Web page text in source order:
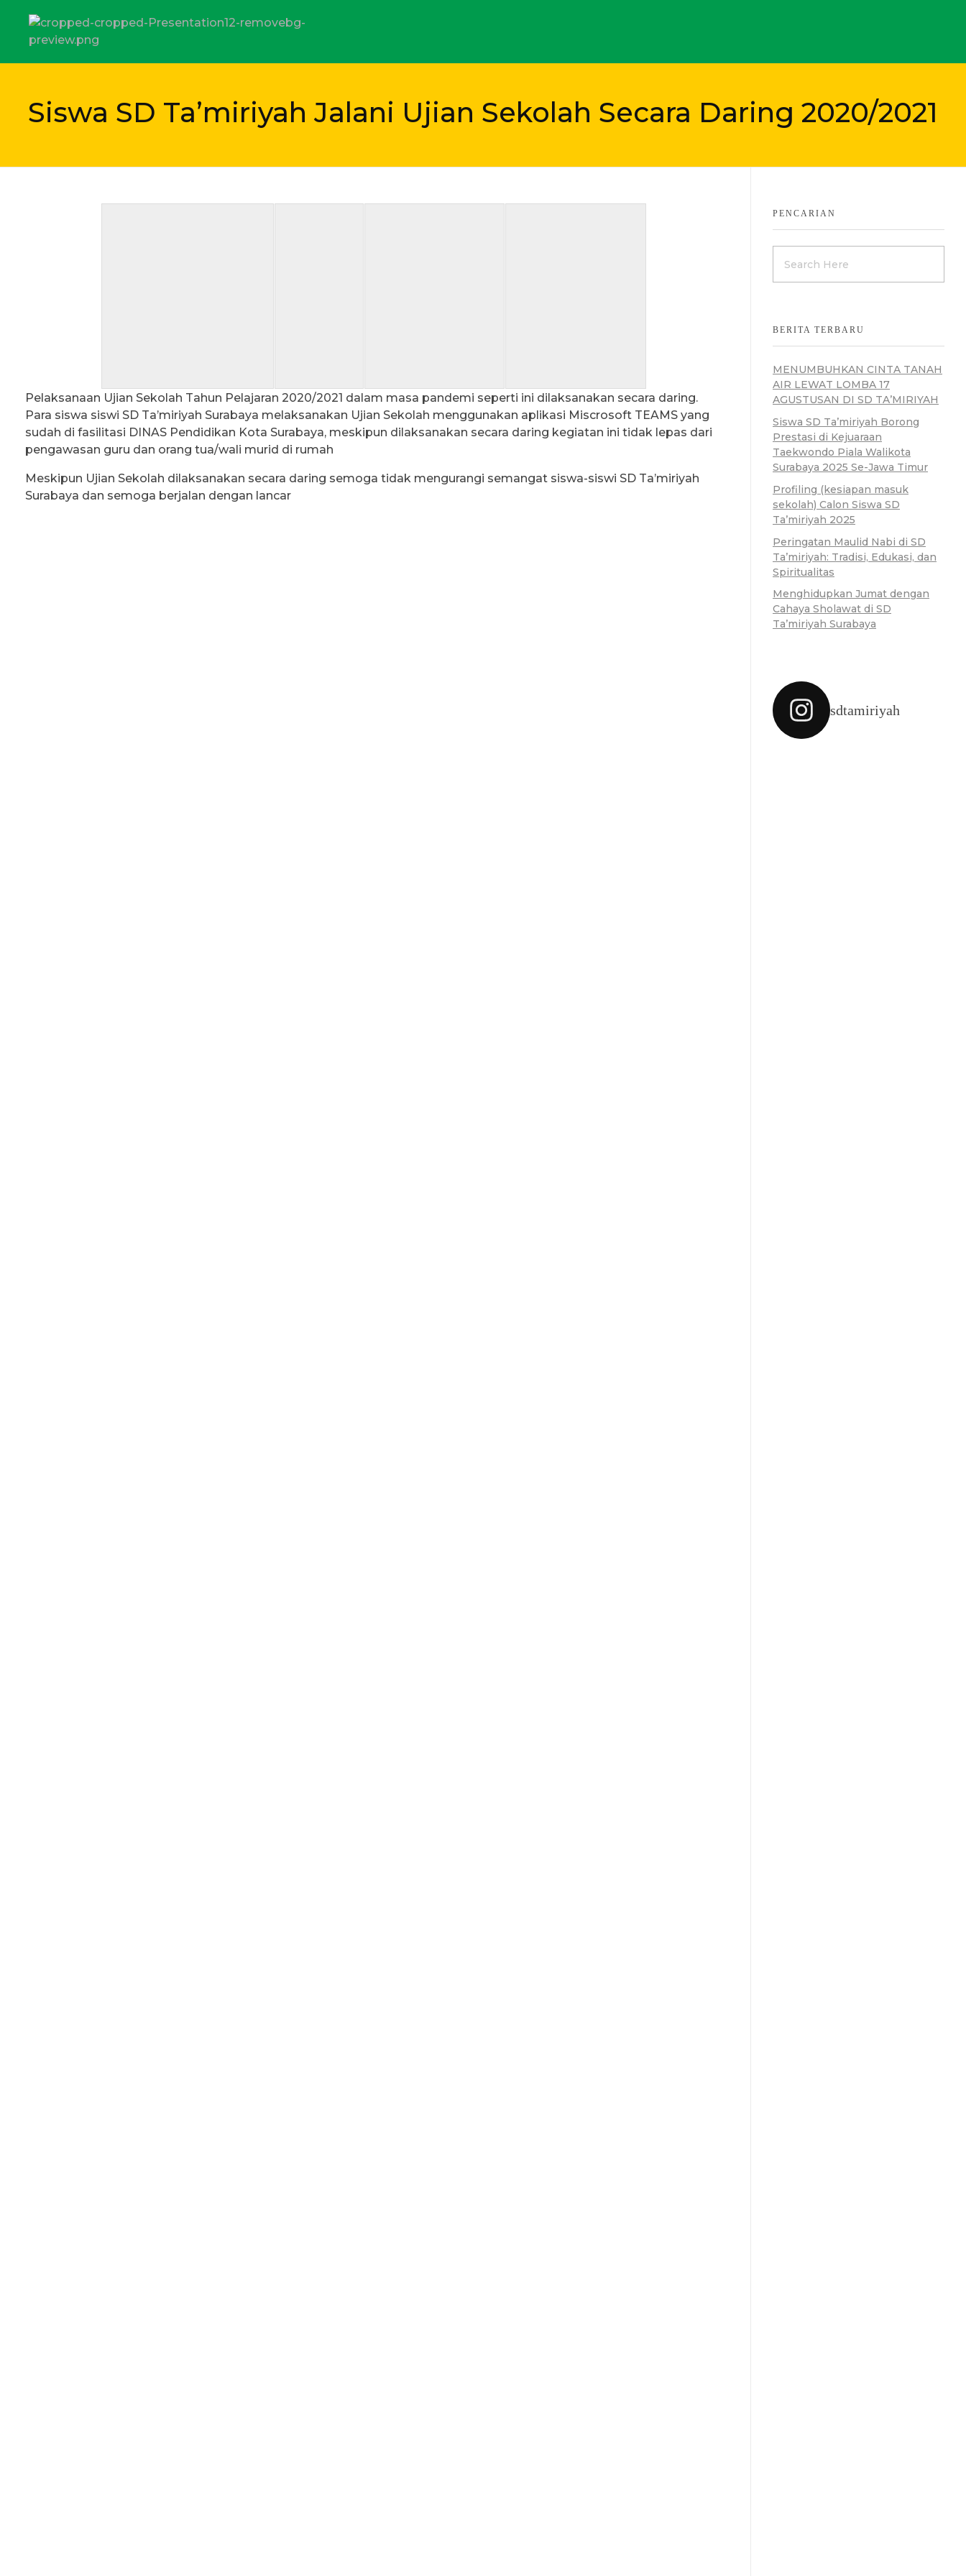
Siswa SD Ta’miriyah Jalani Ujian Sekolah Secara Daring 2020/2021
Pelaksanaan Ujian Sekolah Tahun Pelajaran 2020/2021 dalam masa pandemi seperti ini dilaksanakan secara daring.
Para siswa siswi SD Ta’miriyah Surabaya melaksanakan Ujian Sekolah menggunakan aplikasi Miscrosoft TEAMS yang
sudah di fasilitasi DINAS Pendidikan Kota Surabaya, meskipun dilaksanakan secara daring kegiatan ini tidak lepas dari
pengawasan guru dan orang tua/wali murid di rumah
Meskipun Ujian Sekolah dilaksanakan secara daring semoga tidak mengurangi semangat siswa-siswi SD Ta’miriyah
Surabaya dan semoga berjalan dengan lancar
PENCARIAN
BERITA TERBARU
MENUMBUHKAN CINTA TANAH
AIR LEWAT LOMBA 17
AGUSTUSAN DI SD TA’MIRIYAH
Siswa SD Ta’miriyah Borong
Prestasi di Kejuaraan
Taekwondo Piala Walikota
Surabaya 2025 Se-Jawa Timur
Profiling (kesiapan masuk
sekolah) Calon Siswa SD
Ta’miriyah 2025
Peringatan Maulid Nabi di SD
Ta’miriyah: Tradisi, Edukasi, dan
Spiritualitas
Menghidupkan Jumat dengan
Cahaya Sholawat di SD
Ta’miriyah Surabaya
sdtamiriyah